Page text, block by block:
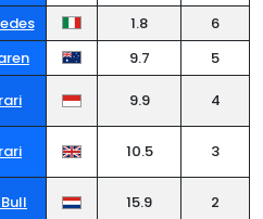
1.8
6
9.7 5
9.9 4
10.5 3
15.9 2